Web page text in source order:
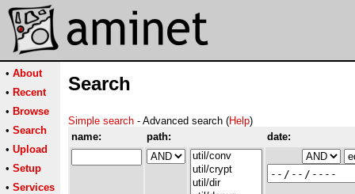
• About
• Recent
• Browse
• Search
• Upload
• Setup
• Services
Search
Simple search - Advanced search (Help)
name:
path: date: